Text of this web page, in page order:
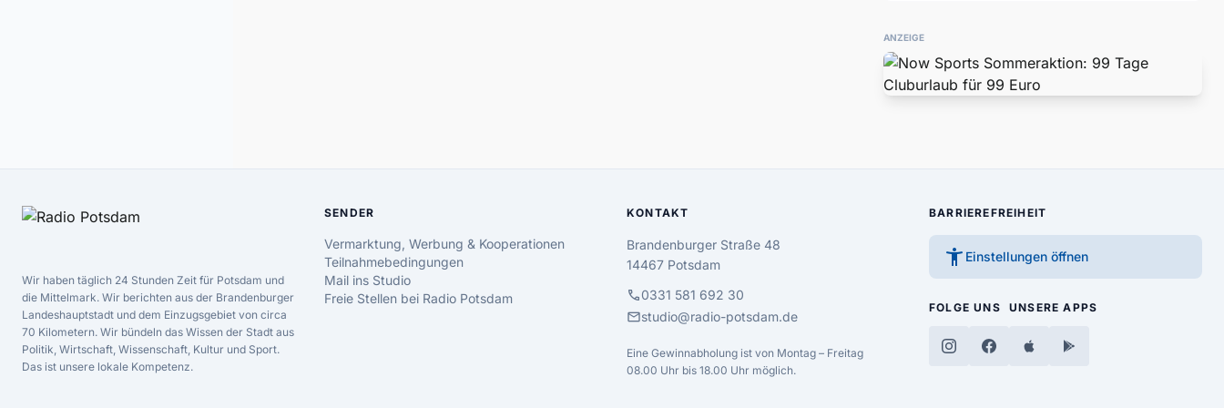
ANZEIGE
Wir haben täglich 24 Stunden Zeit für Potsdam und
die Mittelmark. Wir berichten aus der Brandenburger
Landeshauptstadt und dem Einzugsgebiet von circa
70 Kilometern. Wir bündeln das Wissen der Stadt aus
Politik, Wirtschaft, Wissenschaft, Kultur und Sport.
Das ist unsere lokale Kompetenz.
SENDER
Vermarktung, Werbung & Kooperationen
Teilnahmebedingungen
Mail ins Studio
Freie Stellen bei Radio Potsdam
KONTAKT
Brandenburger Straße 48
14467 Potsdam
call0331 581 692 30
mailstudio@radio-potsdam.de
Eine Gewinnabholung ist von Montag – Freitag
08.00 Uhr bis 18.00 Uhr möglich.
BARRIEREFREIHEIT
accessibility_new Einstellungen öffnen
FOLGE UNS UNSERE APPS